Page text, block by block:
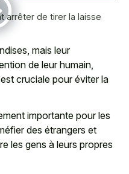
arrêter de tirer la laisse
mais leur
de leur humain,
cruciale pour éviter la
importante pour les
des étrangers et
les gens à leurs propres